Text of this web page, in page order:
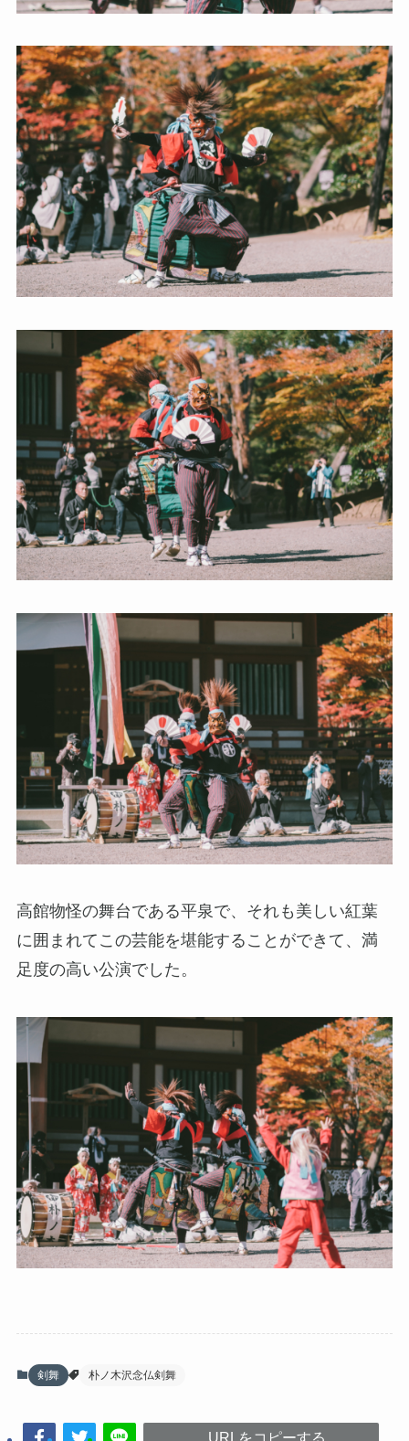
高館物怪の舞台である平泉で、それも美しい紅葉
に囲まれてこの芸能を堪能することができて、満
足度の高い公演でした。
剣舞 朴ノ木沢念仏剣舞